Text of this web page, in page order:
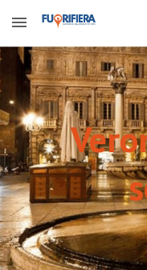
Skip to main content